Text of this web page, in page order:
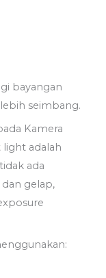
bayangan
seimbang.
Kamera
adalah
ada
gelap,